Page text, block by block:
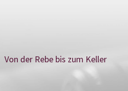
Von der Rebe bis zum Keller